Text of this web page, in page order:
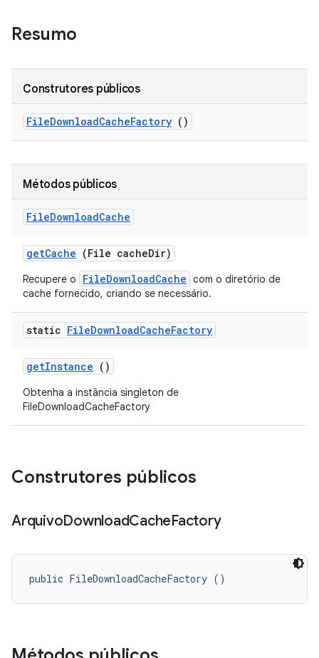
Resumo
Construtores públicos
FileDownloadCacheFactory ()
Métodos públicos
FileDownloadCache
getCache (File cacheDir)
Recupere o FileDownloadCache com o diretório de
cache fornecido, criando se necessário.
static FileDownloadCacheFactory
getInstance ()
Obtenha a instância singleton de
FileDownloadCacheFactory
Construtores públicos
ArquivoDownloadCacheFactory
public FileDownloadCacheFactory ()